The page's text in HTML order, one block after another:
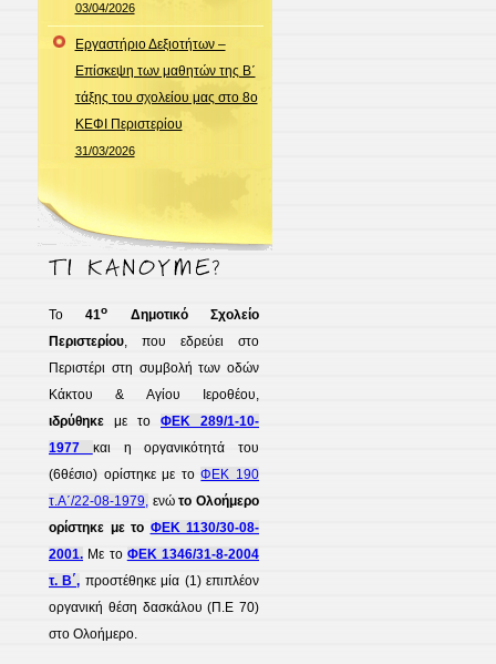
03/04/2026
Εργαστήριο Δεξιοτήτων –
Επίσκεψη των μαθητών της Β΄
τάξης του σχολείου μας στο 8ο
ΚΕΦΙ Περιστερίου
31/03/2026
Το41ο
Δημοτικό Σχολείο
Περιστερίου, που εδρεύει στο
Περιστέρι στη συμβολή των οδών
Κάκτου & Αγίου Ιεροθέου,
ιδρύθηκε με το ΦΕΚ 289/1-10-
1977
και η οργανικότητά του
(6θέσιο) ορίστηκε με τοΦΕΚ 190
τ.Α΄/22-08-1979, ενώτο Ολοήμερο
ορίστηκε με το ΦΕΚ 1130/30-08-
2001. Με το ΦΕΚ 1346/31-8-2004
τ. Β΄, προστέθηκε μία (1) επιπλέον
οργανική θέση δασκάλου (Π.Ε 70)
στο Ολοήμερο.